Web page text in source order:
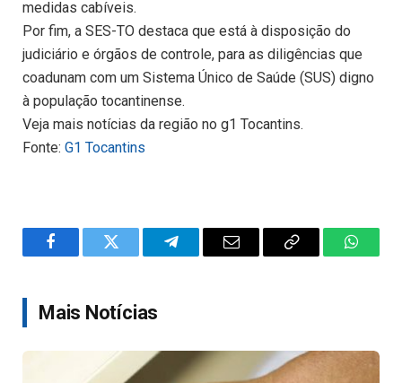
medidas cabíveis.
Por fim, a SES-TO destaca que está à disposição do
judiciário e órgãos de controle, para as diligências que
coadunam com um Sistema Único de Saúde (SUS) digno
à população tocantinense.
Veja mais notícias da região no g1 Tocantins.
Fonte: G1 Tocantins
FacebookTwitter TelegramEmail
Copy
Mais Notícias